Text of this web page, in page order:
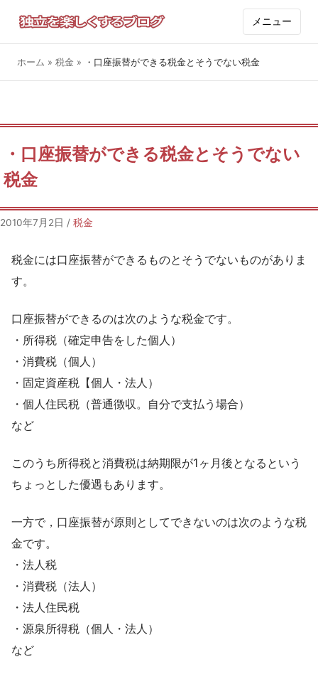
メニュー
ホーム » 税金 » ・口座振替ができる税金とそうでない税金
・口座振替ができる税金とそうでない
税金
2010年7月2日 / 税金
税金には口座振替ができるものとそうでないものがありま
す。
口座振替ができるのは次のような税金です。
・所得税（確定申告をした個人）
・消費税（個人）
・固定資産税【個人・法人）
・個人住民税（普通徴収。自分で支払う場合）
など
このうち所得税と消費税は納期限が1ヶ月後となるという
ちょっとした優遇もあります。
一方で，口座振替が原則としてできないのは次のような税
金です。
・法人税
・消費税（法人）
・法人住民税
・源泉所得税（個人・法人）
など